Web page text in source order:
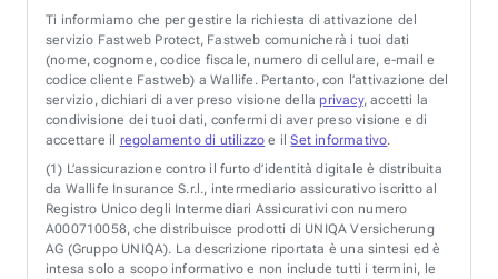
Ti informiamo che per gestire la richiesta di attivazione del
servizio Fastweb Protect, Fastweb comunicherà i tuoi dati
(nome, cognome, codice fiscale, numero di cellulare, e-mail e
codice cliente Fastweb) a Wallife. Pertanto, con l’attivazione del
servizio, dichiari di aver preso visione della privacy, accetti la
condivisione dei tuoi dati, confermi di aver preso visione e di
accettare il regolamento di utilizzo e ilSet informativo.
(1) L’assicurazione contro il furto d’identità digitale è distribuita
da Wallife Insurance S.r.l., intermediario assicurativo iscritto al
Registro Unico degli Intermediari Assicurativi con numero
A000710058, che distribuisce prodotti di UNIQA Versicherung
AG (Gruppo UNIQA). La descrizione riportata è una sintesi ed è
intesa solo a scopo informativo e non include tutti i termini, le